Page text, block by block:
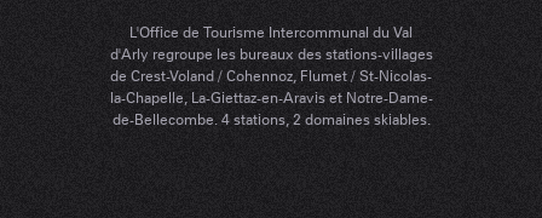
L'Office de Tourisme Intercommunal du Val
d'Arly regroupe les bureaux des stations-villages
de Crest-Voland / Cohennoz, Flumet / St-Nicolas-
la-Chapelle, La-Giettaz-en-Aravis et Notre-Dame-
de-Bellecombe. 4 stations, 2 domaines skiables.